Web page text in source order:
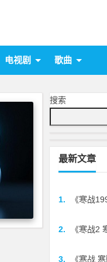
电视剧 歌曲
搜索
最新文章
1.
《寒战
2.
《寒战2
3.
《寒战